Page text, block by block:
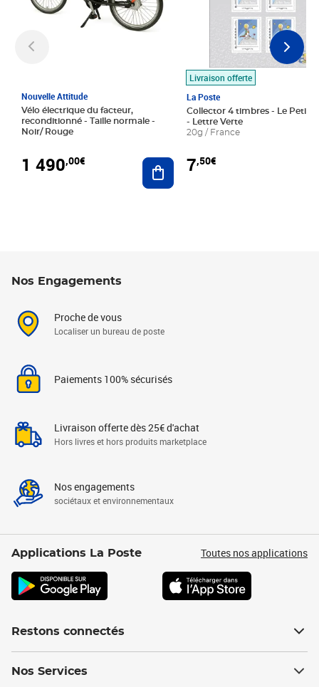
Nouvelle Attitude
Vélo électrique du facteur,
reconditionné - Taille normale -
Noir/ Rouge
1 490,00€ Ajouter au panier
Livraison offerte
La Poste
Collector 4 timbres - Le Petit
- Lettre Verte
20g / France
7,50€
Nos Engagements
Proche de vous
Localiser un bureau de poste
Paiements 100% sécurisés
Livraison offerte dès 25€ d'achat
Hors livres et hors produits marketplace
Nos engagements
sociétaux et environnementaux
Applications La Poste Toutes nos applications
Restons connectés
Nos Services